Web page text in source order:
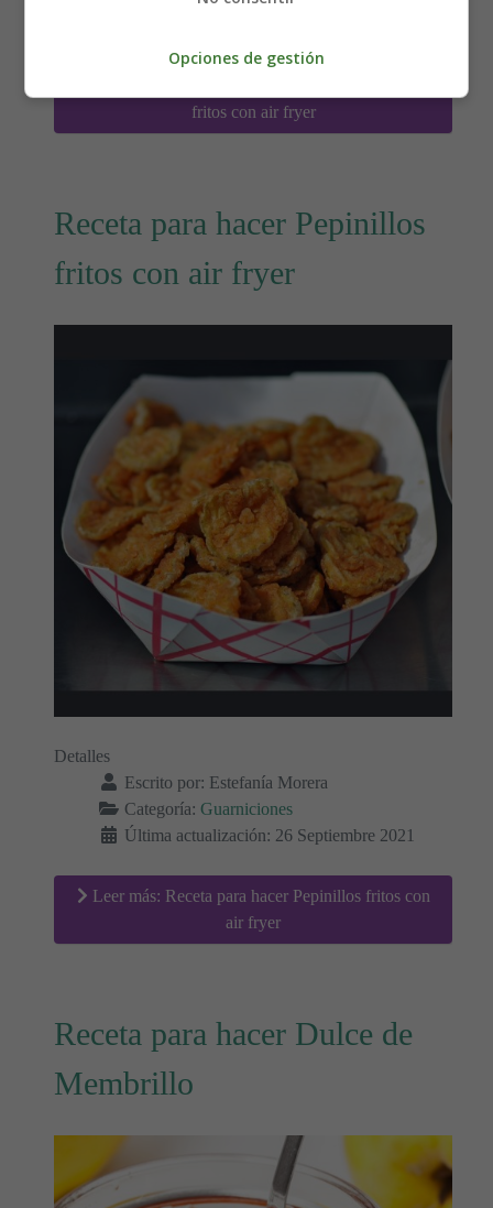
fritos con air fryer
Receta para hacer Pepinillos
fritos con air fryer
Detalles
Escrito por: Estefanía Morera
Categoría: Guarniciones
Última actualización: 26 Septiembre 2021
Leer más: Receta para hacer Pepinillos fritos con
air fryer
Receta para hacer Dulce de
Membrillo
Opciones de gestión